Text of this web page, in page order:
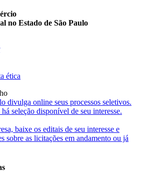
no Estado de São Paulo
ética
divulga online seus processos seletivos.
seleção disponível de seu interesse.
baixe os editais de seu interesse e
sobre as licitações em andamento ou já